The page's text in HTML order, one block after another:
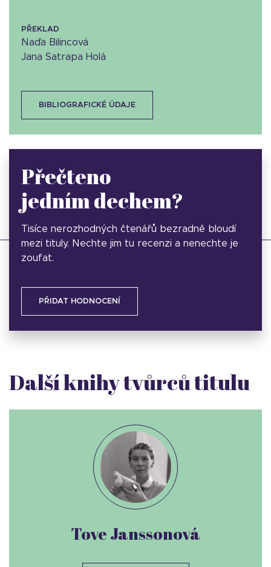
PŘEKLAD
Naďa Bilincová
Jana Satrapa Holá
BIBLIOGRAFICKÉ ÚDAJE
Přečteno
jedním dechem?
Tisíce nerozhodných čtenářů bezradně bloudí
mezi tituly. Nechte jim tu recenzi a nenechte je
zoufat.
PŘIDAT HODNOCENÍ
Další knihy tvůrců titulu
Tove Janssonová